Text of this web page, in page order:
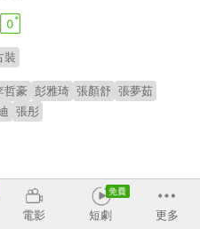
裝
哲豪 彭雅琦 張顏舒 張夢茹
張彤
電影 短劇 更多